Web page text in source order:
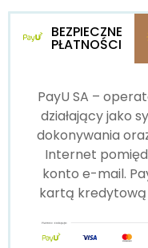
BEZPIECZNE
PŁATNOŚCI
PayU SA –
działający jako
dokonywania
Internet
konto e-mail.
kartą